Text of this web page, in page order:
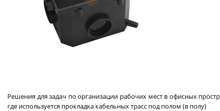
Решения для задач по организации рабочих мест в офисных
где используется прокладка кабельных трасс под полом (в полу)